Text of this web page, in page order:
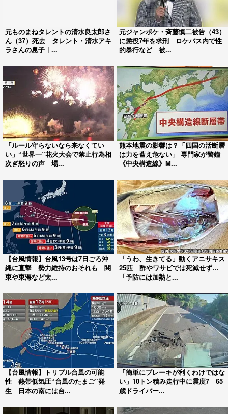
元ものまねタレントの清水良太郎さ
ん（37）死去 タレント・清水アキ
ラさんの息子｜...
元ジャンポケ・斉藤慎二被告（43）
に懲役7年を求刑 ロケバス内で性
的暴行など 被...
「ルール守らないなら来なくてい
い」“世界一”花火大会で禁止行為相
次ぎ怒りの声 場...
熊本地震の影響は？「四国の活断層
は力を蓄え危ない」 専門家が警鐘
《中央構造線》M...
【台風情報】台風13号は7日ごろ沖
縄に直撃 勢力維持のおそれも 関
東や東海など太...
「うわ、生きてる」動くアニサキス
25匹 酢やワサビでは死滅せず…
「予防には加熱と...
【台風情報】トリプル台風の可能
性 熱帯低気圧“台風のたまご”発
生 日本の南には台...
「簡単にブレーキが利くわけではな
い」10トン積み走行中に震度7 65
歳ドライバー...